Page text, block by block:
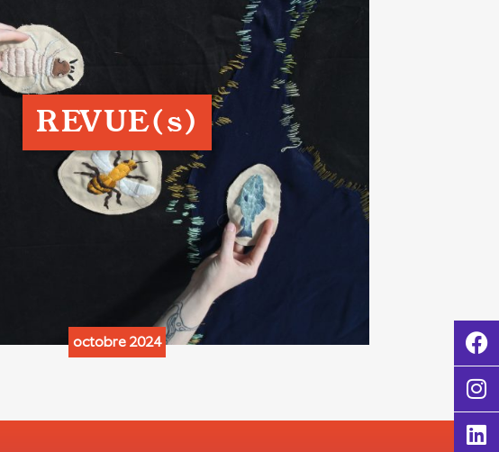
octobre 2024
REVUE(s)